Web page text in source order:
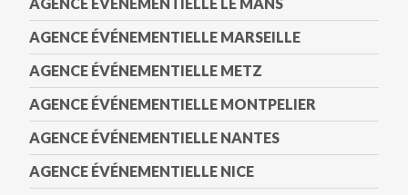
AGENCE ÉVÉNEMENTIELLE MARSEILLE
AGENCE ÉVÉNEMENTIELLE METZ
AGENCE ÉVÉNEMENTIELLE MONTPELIER
AGENCE ÉVÉNEMENTIELLE NANTES
AGENCE ÉVÉNEMENTIELLE NICE